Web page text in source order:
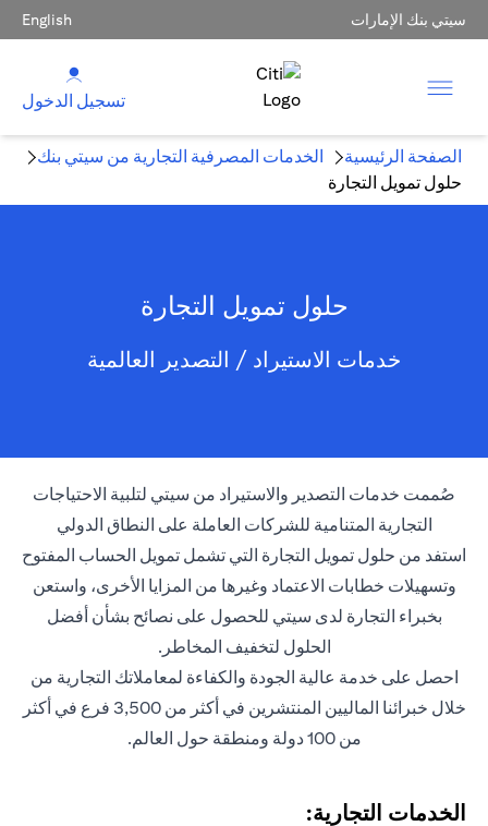
سيتي بنك الإمارات English
تسجيل الدخول
الصفحة الرئيسية
الخدمات المصرفية التجارية من سيتي بنك
حلول تمويل التجارة
حلول تمويل التجارة
خدمات الاستيراد / التصدير العالمية
صُممت خدمات التصدير والاستيراد من سيتي لتلبية الاحتياجات
التجارية المتنامية للشركات العاملة على النطاق الدولي
استفد من حلول تمويل التجارة التي تشمل تمويل الحساب المفتوح
وتسهيلات خطابات الاعتماد وغيرها من المزايا الأخرى، واستعن
بخبراء التجارة لدى سيتي للحصول على نصائح بشأن أفضل
الحلول لتخفيف المخاطر.
احصل على خدمة عالية الجودة والكفاءة لمعاملاتك التجارية من
خلال خبرائنا الماليين المنتشرين في أكثر من 3,500 فرع في أكثر
من 100 دولة ومنطقة حول العالم.
الخدمات التجارية: